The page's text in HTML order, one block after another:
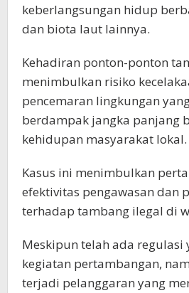
keberlangsungan hidup
dan biota laut lainnya.
Kehadiran ponton-ponton
menimbulkan risiko
pencemaran lingkungan
berdampak jangka panjang
kehidupan masyarakat lokal.
Kasus ini menimbulkan
efektivitas pengawasan dan
terhadap tambang ilegal di
Meskipun telah ada regulasi
kegiatan pertambangan,
terjadi pelanggaran yang